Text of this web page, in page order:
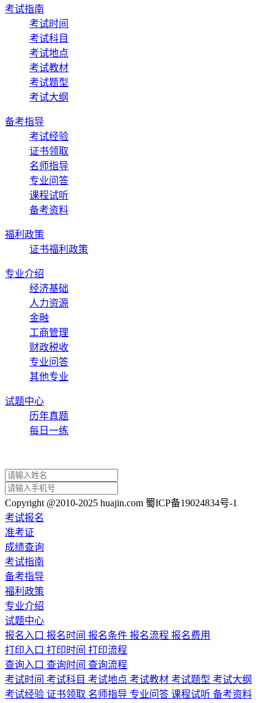
考试指南
考试时间
考试科目
考试地点
考试教材
考试题型
考试大纲
备考指导
考试经验
证书领取
名师指导
专业问答
课程试听
备考资料
福利政策
证书福利政策
专业介绍
经济基础
人力资源
金融
工商管理
财政税收
专业问答
其他专业
试题中心
历年真题
每日一练
Copyright @2010-2025 huajin.com 蜀ICP备19024834号-1
考试报名
准考证
成绩查询
考试指南
备考指导
福利政策
专业介绍
试题中心
报名入口 报名时间 报名条件 报名流程 报名费用
打印入口 打印时间 打印流程
查询入口 查询时间 查询流程
考试时间 考试科目 考试地点 考试教材 考试题型 考试大纲
考试经验 证书领取 名师指导 专业问答 课程试听 备考资料